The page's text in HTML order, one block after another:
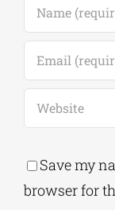
Save my
browser for